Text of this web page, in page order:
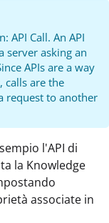
API Call. An API
server asking an
APIs are a way
are the
request to another
l'API di
la Knowledge
associate in